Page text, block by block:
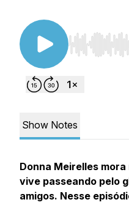
Use Left/
Show Notes
Donna Meirelles mora
vive passeando pelo
amigos. Nesse